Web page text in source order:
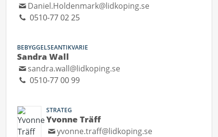
Daniel.Holdenmark@lidkoping.se
0510-77 02 25
BEBYGGELSEANTIKVARIE
Sandra Wall
sandra.wall@lidkoping.se
0510-77 00 99
STRATEG
Yvonne Träff
yvonne.traff@lidkoping.se